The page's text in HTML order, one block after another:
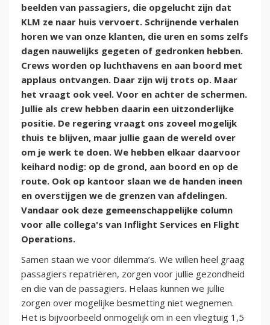
beelden van passagiers, die opgelucht zijn dat
KLM ze naar huis vervoert. Schrijnende verhalen
horen we van onze klanten, die uren en soms zelfs
dagen nauwelijks gegeten of gedronken hebben.
Crews worden op luchthavens en aan boord met
applaus ontvangen. Daar zijn wij trots op. Maar
het vraagt ook veel. Voor en achter de schermen.
Jullie als crew hebben daarin een uitzonderlijke
positie. De regering vraagt ons zoveel mogelijk
thuis te blijven, maar jullie gaan de wereld over
om je werk te doen. We hebben elkaar daarvoor
keihard nodig: op de grond, aan boord en op de
route. Ook op kantoor slaan we de handen ineen
en overstijgen we de grenzen van afdelingen.
Vandaar ook deze gemeenschappelijke column
voor alle collega's van Inflight Services en Flight
Operations.
Samen staan we voor dilemma’s. We willen heel graag
passagiers repatriëren, zorgen voor jullie gezondheid
en die van de passagiers. Helaas kunnen we jullie
zorgen over mogelijke besmetting niet wegnemen.
Het is bijvoorbeeld onmogelijk om in een vliegtuig 1,5